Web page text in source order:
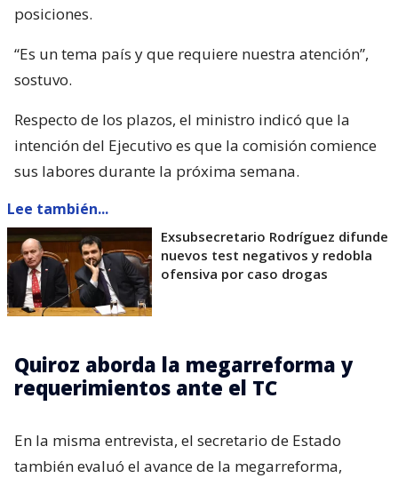
posiciones.
“Es un tema país y que requiere nuestra atención”,
sostuvo.
Respecto de los plazos, el ministro indicó que la
intención del Ejecutivo es que la comisión comience
sus labores durante la próxima semana.
Lee también...
Exsubsecretario Rodríguez difunde
nuevos test negativos y redobla
ofensiva por caso drogas
Quiroz aborda la megarreforma y
requerimientos ante el TC
En la misma entrevista, el secretario de Estado
también evaluó el avance de la megarreforma,